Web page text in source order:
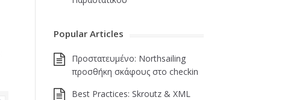
Popular Articles
Πρoστατευμένο: Northsailing
προσθήκη σκάφους στο checkin
Best Practices: Skroutz & XML